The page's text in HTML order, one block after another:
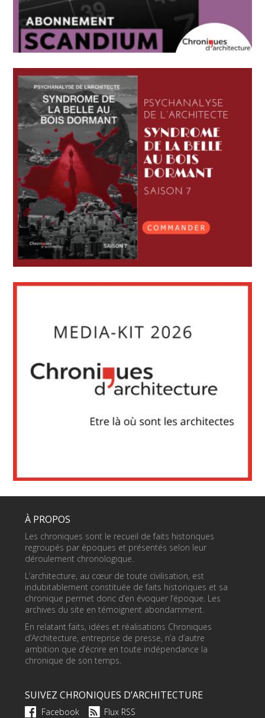
À PROPOS
Les chroniques sont le recueil de faits historiques
regroupés par époques et présentés selon leur
déroulement chronologique.
L’architecture, au cœur de toute civilisation, est
indubitablement constituée de faits historiques et sa
chronique permet donc d’en évoquer l’époque. Les
archives du site en témoignent abondamment.
En relatant faits, idées et réalisations Chroniques
d’Architecture, entreprise de presse, n’a d’autre
ambition que d’écrire en toute indépendance la
chronique de son temps.
SUIVEZ CHRONIQUES D’ARCHITECTURE
Facebook Flux RSS